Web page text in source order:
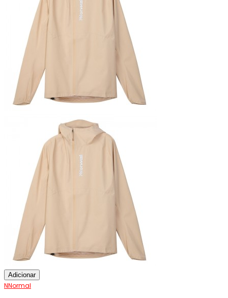
Adicionar
NNormal